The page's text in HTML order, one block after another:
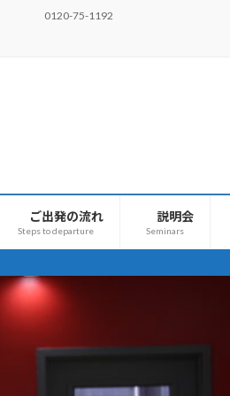
0120-75-1192
ご出発の流れ
Steps to departure
説明会
Seminars